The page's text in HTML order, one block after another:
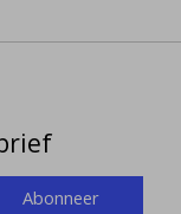
Abonneer